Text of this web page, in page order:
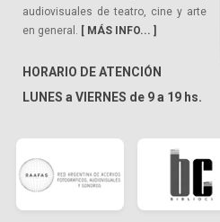
audiovisuales de teatro, cine y arte
en general. [ MÁS INFO... ]
HORARIO DE ATENCIÓN
LUNES a VIERNES de 9 a 19 hs.